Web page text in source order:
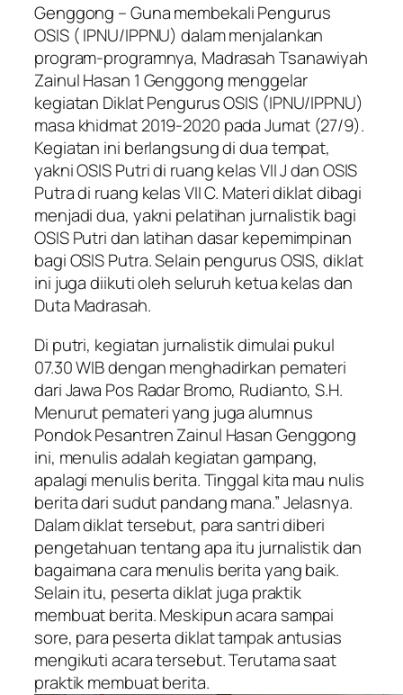
Genggong – Guna membekali Pengurus
OSIS ( IPNU/IPPNU) dalam menjalankan
program-programnya, Madrasah Tsanawiyah
Zainul Hasan 1 Genggong menggelar
kegiatan Diklat Pengurus OSIS (IPNU/IPPNU)
masa khidmat 2019-2020 pada Jumat (27/9).
Kegiatan ini berlangsung di dua tempat,
yakni OSIS Putri di ruang kelas VII J dan OSIS
Putra di ruang kelas VII C. Materi diklat dibagi
menjadi dua, yakni pelatihan jurnalistik bagi
OSIS Putri dan latihan dasar kepemimpinan
bagi OSIS Putra. Selain pengurus OSIS, diklat
ini juga diikuti oleh seluruh ketua kelas dan
Duta Madrasah.
Di putri, kegiatan jurnalistik dimulai pukul
07.30 WIB dengan menghadirkan pemateri
dari Jawa Pos Radar Bromo, Rudianto, S.H.
Menurut pemateri yang juga alumnus
Pondok Pesantren Zainul Hasan Genggong
ini, menulis adalah kegiatan gampang,
apalagi menulis berita. Tinggal kita mau nulis
berita dari sudut pandang mana.” Jelasnya.
Dalam diklat tersebut, para santri diberi
pengetahuan tentang apa itu jurnalistik dan
bagaimana cara menulis berita yang baik.
Selain itu, peserta diklat juga praktik
membuat berita. Meskipun acara sampai
sore, para peserta diklat tampak antusias
mengikuti acara tersebut. Terutama saat
praktik membuat berita.